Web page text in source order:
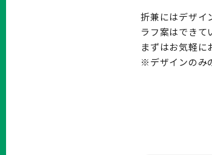
折兼にはデザイ
ラフ案はできて
まずはお気軽に
※デザインのみ